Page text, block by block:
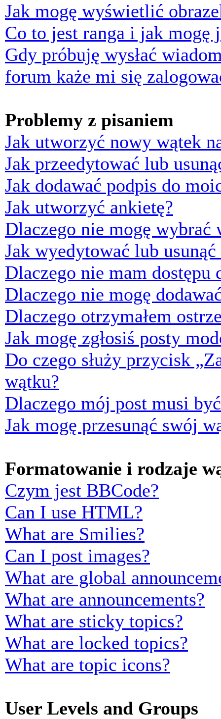
Jak mogę wyświetlić
Co to jest ranga i jak mogę
Gdy próbuję wysłać
forum każe mi się
Problemy z pisaniem
Jak utworzyć nowy wątek
Jak przeedytować lub
Jak dodawać podpis do
Jak utworzyć ankietę?
Dlaczego nie mogę wybrać
Jak wyedytować lub usunąć
Dlaczego nie mam dostępu
Dlaczego nie mogę
Dlaczego otrzymałem
Jak mogę zgłosiś posty
Do czego służy przycisk
wątku?
Dlaczego mój post musi
Jak mogę przesunąć swój
Formatowanie i rodzaje
Czym jest BBCode?
Can I use HTML?
What are Smilies?
Can I post images?
What are global
What are announcements?
What are sticky topics?
What are locked topics?
What are topic icons?
User Levels and Groups